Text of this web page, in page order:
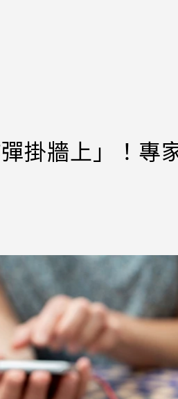
掛牆上」！專